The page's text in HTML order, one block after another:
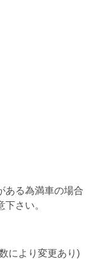
ある為満車の場合
さい。
により変更あり)